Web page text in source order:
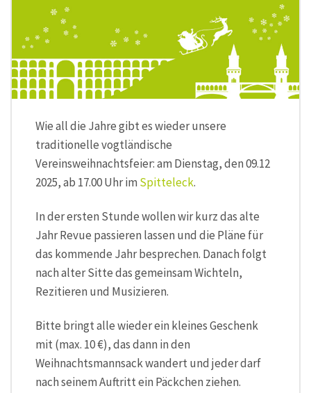
Wie all die Jahre gibt es wieder unsere
traditionelle vogtländische
Vereinsweihnachtsfeier: am Dienstag, den 09.12
2025, ab 17.00 Uhr im Spitteleck.
In der ersten Stunde wollen wir kurz das alte
Jahr Revue passieren lassen und die Pläne für
das kommende Jahr besprechen. Danach folgt
nach alter Sitte das gemeinsam Wichteln,
Rezitieren und Musizieren.
Bitte bringt alle wieder ein kleines Geschenk
mit (max. 10 €), das dann in den
Weihnachtsmannsack wandert und jeder darf
nach seinem Auftritt ein Päckchen ziehen.